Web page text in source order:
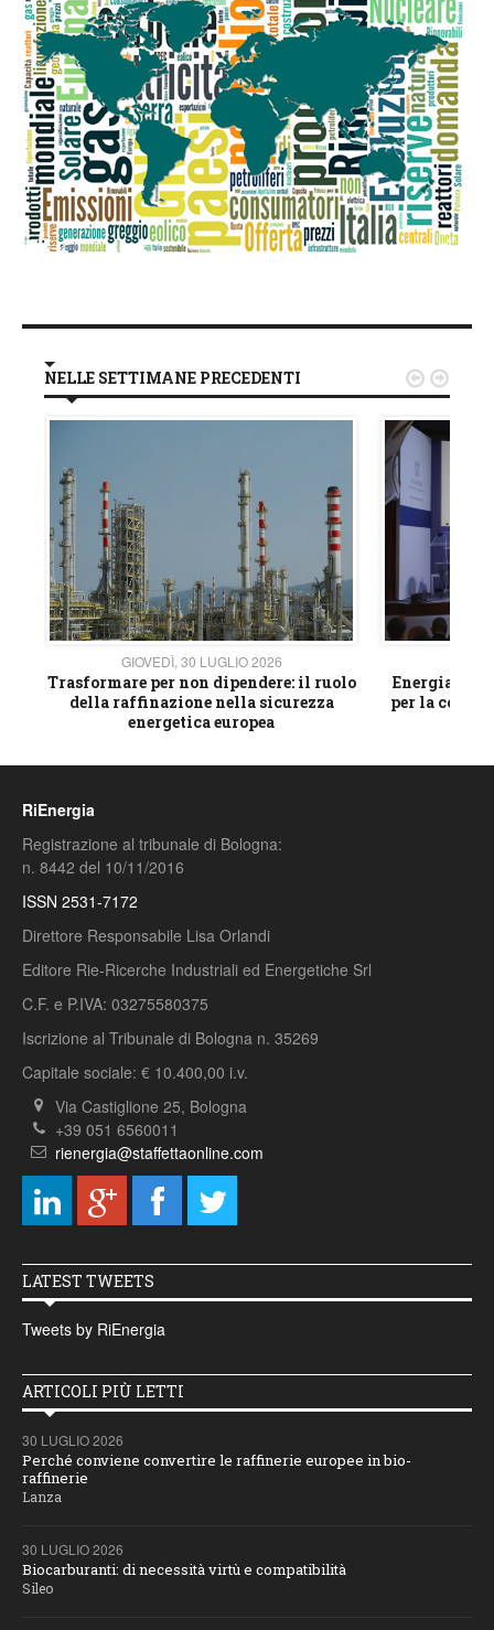
NELLE SETTIMANE PRECEDENTI
GIOVEDÌ, 30 LUGLIO 2026
Trasformare per non dipendere: il ruolo
della raffinazione nella sicurezza
energetica europea
Energia e
per la
 
RiEnergia
Registrazione al tribunale di Bologna:
n. 8442 del 10/11/2016
ISSN 2531-7172
Direttore Responsabile Lisa Orlandi
Editore Rie-Ricerche Industriali ed Energetiche Srl
C.F. e P.IVA: 03275580375
Iscrizione al Tribunale di Bologna n. 35269
Capitale sociale: € 10.400,00 i.v.
Via Castiglione 25, Bologna
+39 051 6560011
rienergia@staffettaonline.com
LATEST TWEETS
Tweets by RiEnergia
ARTICOLI PIÙ LETTI
30 LUGLIO 2026
Perché conviene convertire le raffinerie europee in bio-
raffinerie
Lanza
30 LUGLIO 2026
Biocarburanti: di necessità virtù e compatibilità
Sileo